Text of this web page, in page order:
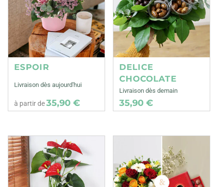
ESPOIR
Livraison dès aujourd'hui
à partir de35,90 €
DELICE
CHOCOLATE
Livraison dès demain
35,90 €